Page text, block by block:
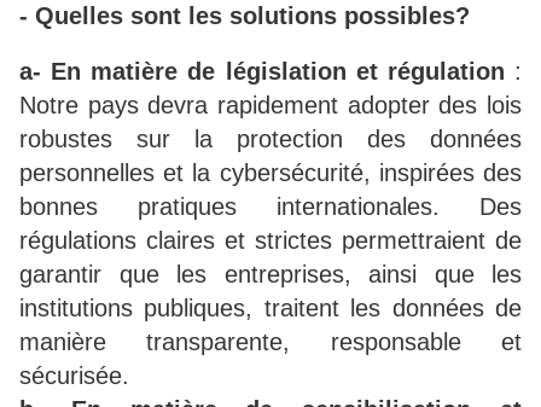
- Quelles sont les solutions possibles?
a- En matière de législation et régulation :
Notre pays devra rapidement adopter des lois
robustes sur la protection des données
personnelles et la cybersécurité, inspirées des
bonnes pratiques internationales. Des
régulations claires et strictes permettraient de
garantir que les entreprises, ainsi que les
institutions publiques, traitent les données de
manière transparente, responsable et
sécurisée.